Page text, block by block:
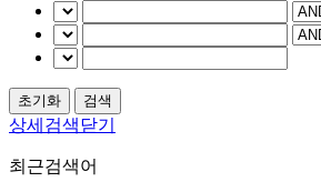
상세검색닫기
최근검색어